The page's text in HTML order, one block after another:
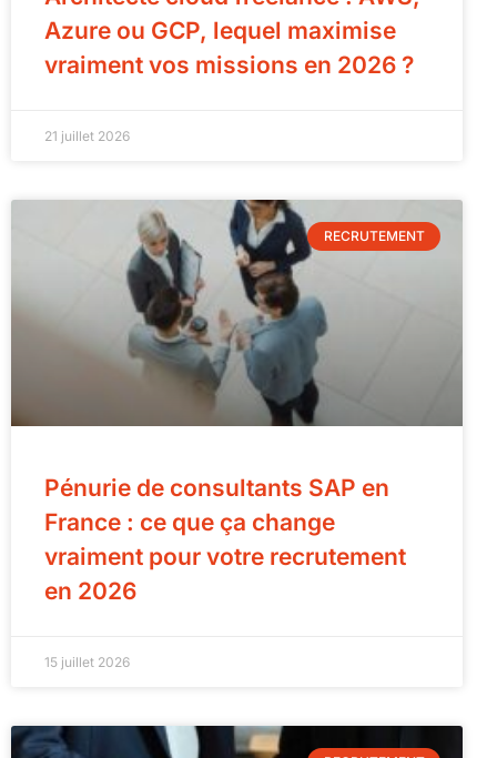
Azure ou GCP, lequel maximise
vraiment vos missions en 2026 ?
21 juillet 2026
RECRUTEMENT
Pénurie de consultants SAP en
France : ce que ça change
vraiment pour votre recrutement
en 2026
15 juillet 2026